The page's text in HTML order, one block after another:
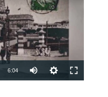
available
6:04